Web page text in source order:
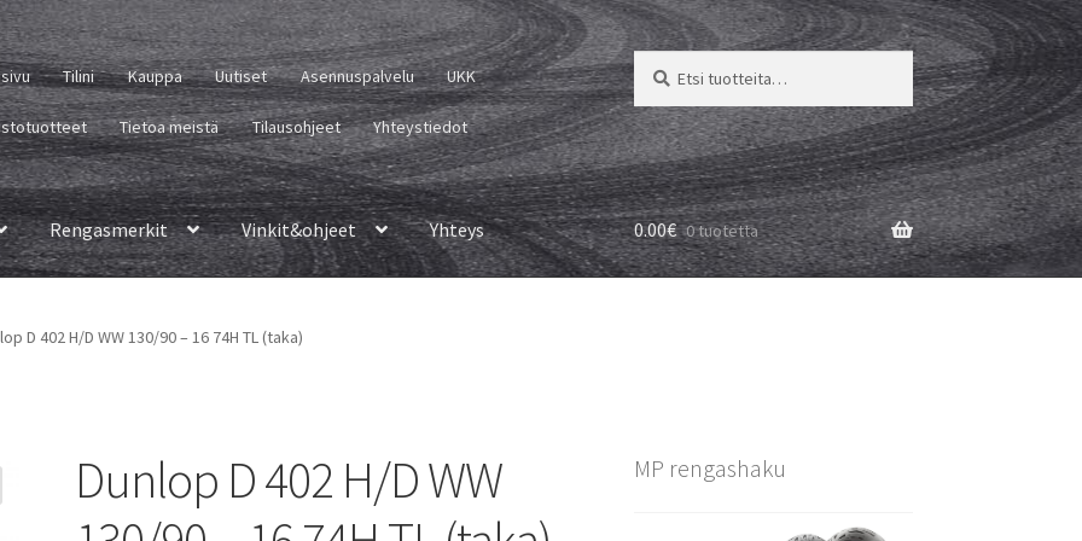
Tilini Kauppa Uutiset Asennuspalvelu UKK
Tietoa meistä Tilausohjeet Yhteystiedot
Etsi:
Haku
Rengasmerkit Vinkit&ohjeet Yhteys 0.00€ 0 tuotetta
D 402 H/D WW 130/90 – 16 74H TL (taka)
Dunlop D 402 H/D WW
MP rengashaku